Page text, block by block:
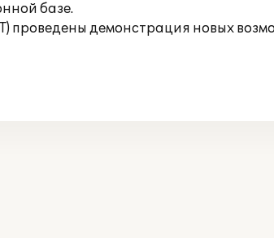
базе.
проведены демонстрация новых